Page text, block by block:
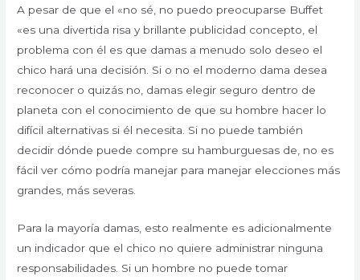
A pesar de que el «no sé, no puedo preocuparse Buffet
«es una divertida risa y brillante publicidad concepto, el
problema con él es que damas a menudo solo deseo el
chico hará una decisión. Si o no el moderno dama desea
reconocer o quizás no, damas elegir seguro dentro de
planeta con el conocimiento de que su hombre hacer lo
difícil alternativas si él necesita. Si no puede también
decidir dónde puede compre su hamburguesas de, no es
fácil ver cómo podría manejar para manejar elecciones más
grandes, más severas.
Para la mayoría damas, esto realmente es adicionalmente
un indicador que el chico no quiere administrar ninguna
responsabilidades. Si un hombre no puede tomar